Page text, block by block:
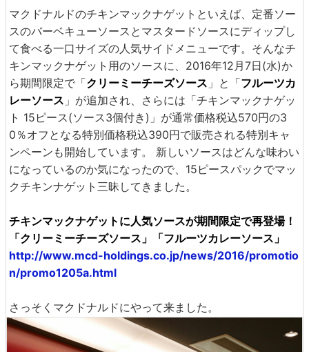
マクドナルドのチキンマックナゲットといえば、定番ソー
スのバーベキューソースとマスタードソースにディップし
て食べる一口サイズの人気サイドメニューです。そんなチ
キンマックナゲット用のソースに、2016年12月7日(水)か
ら期間限定で「クリーミーチーズソース 」と「フルーツカ
レーソース 」が追加され、さらには「チキンマックナゲッ
ト 15ピース(ソース3個付き)」が通常価格税込570円の3
0％オフとなる特別価格税込390円で販売される特別キャ
ンペーンも開始しています。 新しいソースはどんな味わい
になっているのか気になったので、15ピースパックでマッ
クチキンナゲット三昧してきました。
チキンマックナゲットに人気ソースが期間限定で再登場！
「クリーミーチーズソース」「フルーツカレーソース」
http://www.mcd-holdings.co.jp/news/2016/promotio
n/promo1205a.html
さっそくマクドナルドにやって来ました。